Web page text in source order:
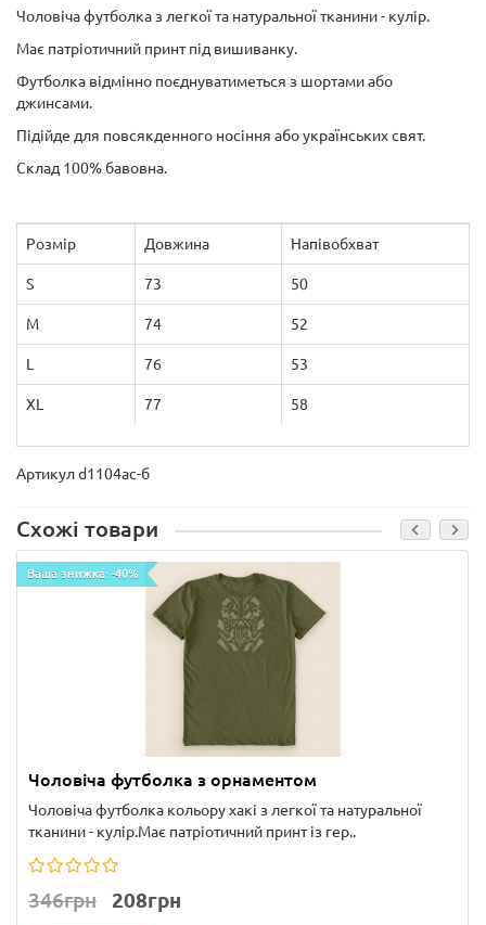
Чоловіча футболка з легкої та натуральної тканини - кулір.
Має патріотичний принт під вишиванку.
Футболка відмінно поєднуватиметься з шортами або
джинсами.
Підійде для повсякденного носіння або українських свят.
Склад 100% бавовна.
Розмір Довжина Напівобхват
S 73 50
M 74 52
L 76 53
XL 77 58
Артикул d1104ас-б
Схожі товари
Ваша знижка: -40%
Чоловіча футболка з орнаментом
Чоловіча футболка кольору хакі з легкої та натуральної
тканини - кулір.Має патріотичний принт із гер..
346грн 208грн